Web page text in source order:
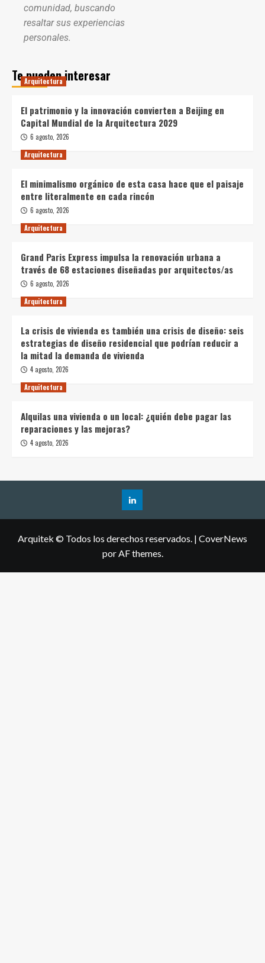
comunidad, buscando
resaltar sus experiencias
personales.
Te pueden interesar
Arquitectura
El patrimonio y la innovación convierten a Beijing en
Capital Mundial de la Arquitectura 2029
6 agosto, 2026
Arquitectura
El minimalismo orgánico de esta casa hace que el paisaje
entre literalmente en cada rincón
6 agosto, 2026
Arquitectura
Grand Paris Express impulsa la renovación urbana a
través de 68 estaciones diseñadas por arquitectos/as
6 agosto, 2026
Arquitectura
La crisis de vivienda es también una crisis de diseño: seis
estrategias de diseño residencial que podrían reducir a
la mitad la demanda de vivienda
4 agosto, 2026
Arquitectura
Alquilas una vivienda o un local: ¿quién debe pagar las
reparaciones y las mejoras?
4 agosto, 2026
Arquitek © Todos los derechos reservados. | CoverNews
por AF themes.